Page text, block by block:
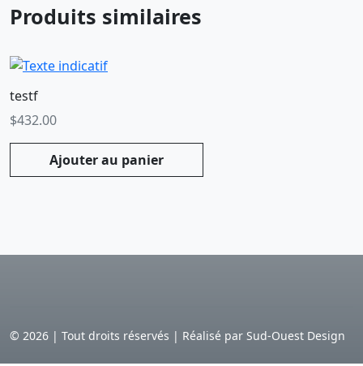
Produits similaires
testf
$432.00
Ajouter au panier
© 2026 | Tout droits réservés | Réalisé par Sud-Ouest Design